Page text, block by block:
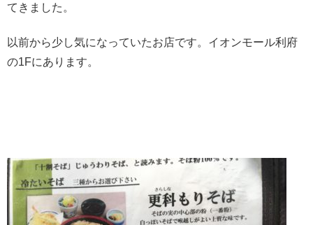
てきました。
以前から少し気になっていたお店です。イオンモール利府
の1Fにあります。